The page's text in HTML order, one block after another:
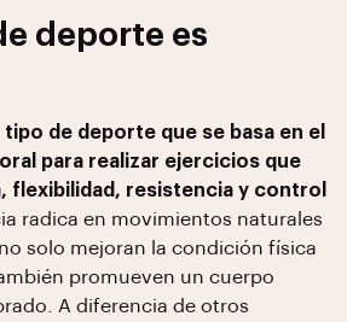
deporte es
tipo de deporte que se basa en el
para realizar ejercicios que
flexibilidad, resistencia y control
radica en movimientos naturales
solo mejoran la condición física
promueven un cuerpo
A diferencia de otros